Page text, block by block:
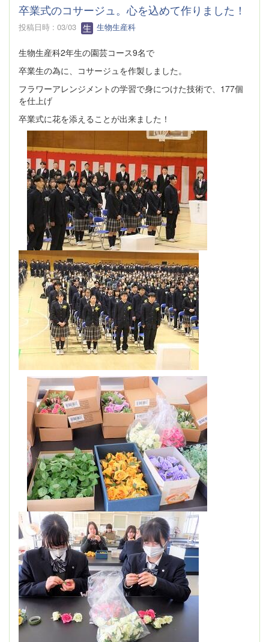
卒業式のコサージュ。心を込めて作りました！
投稿日時 : 03/03 生物生産科
生物生産科2年生の園芸コース9名で
卒業生の為に、コサージュを作製しました。
フラワーアレンジメントの学習で身につけた技術で、177個
を仕上げ
卒業式に花を添えることが出来ました！